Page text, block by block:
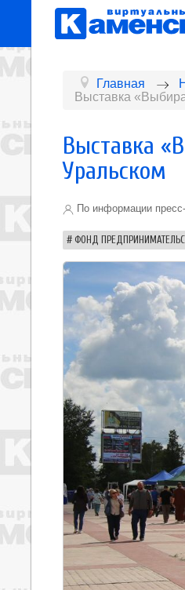
Главная
Выставка
Выставка
Уральском
По информации
ФОНД